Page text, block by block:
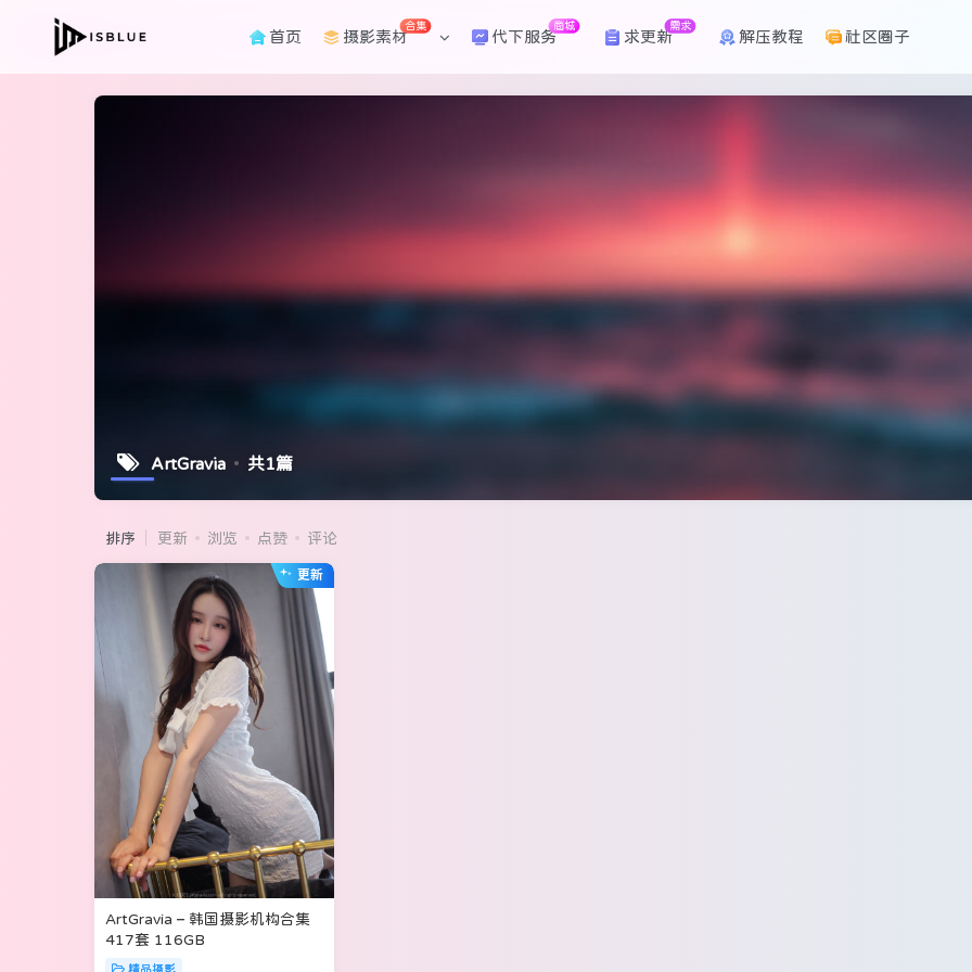
首页 摄影素材
合集
代下服务
商城
求更新
需求
解压教程 社区圈子
ArtGravia 共1篇
排序 更新 浏览 点赞 评论
ArtGravia – 韩国摄影机构合集
417套 116GB